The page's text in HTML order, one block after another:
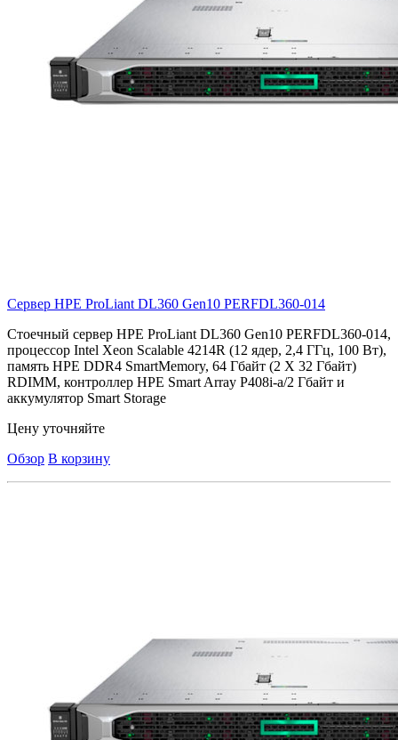
Сервер HPE ProLiant DL360 Gen10 PERFDL360-014
Стоечный сервер HPE ProLiant DL360 Gen10 PERFDL360-014,
процессор Intel Xeon Scalable 4214R (12 ядер, 2,4 ГГц, 100 Вт),
память HPE DDR4 SmartMemory, 64 Гбайт (2 X 32 Гбайт)
RDIMM, контроллер HPE Smart Array P408i-a/2 Гбайт и
аккумулятор Smart Storage
Цену уточняйте
Обзор В корзину